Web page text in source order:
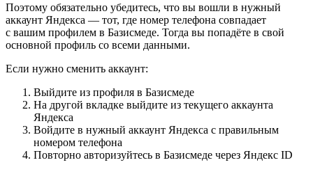
Поэтому обязательно убедитесь, что вы вошли в нужный
аккаунт Яндекса — тот, где номер телефона совпадает
с вашим профилем в Базисмеде. Тогда вы попадёте в свой
основной профиль со всеми данными.
Если нужно сменить аккаунт:
Выйдите из профиля в Базисмеде
На другой вкладке выйдите из текущего аккаунта
Яндекса
Войдите в нужный аккаунт Яндекса с правильным
номером телефона
Повторно авторизуйтесь в Базисмеде через Яндекс ID